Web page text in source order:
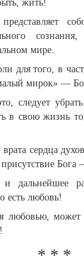
жить!
мире.
для того, в
мирок» —
следует
в свою жизнь
сердца
Бога
и дальнейшее
есть любовь!
любовью, может
* * *